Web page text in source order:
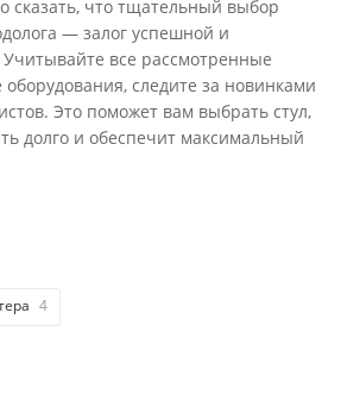
сказать, что тщательный выбор
— залог успешной и
все рассмотренные
следите за новинками
Это поможет вам выбрать стул,
долго и обеспечит максимальный
4